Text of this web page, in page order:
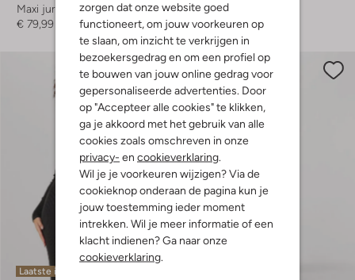
zorgen dat onze website goed
functioneert, om jouw voorkeuren op
te slaan, om inzicht te verkrijgen in
bezoekersgedrag en om een profiel op
te bouwen van jouw online gedrag voor
gepersonaliseerde advertenties. Door
op "Accepteer alle cookies" te klikken,
ga je akkoord met het gebruik van alle
cookies zoals omschreven in onze
privacy- en cookieverklaring
Wil je je voorkeuren wijzigen? Via de
cookieknop onderaan de pagina kun je
jouw toestemming ieder moment
intrekken. Wil je meer informatie of een
klacht indienen? Ga naar onze
cookieverklaring
Maxi jurk
€ 79,99
Mini jurk
€ 59,99
Laatste items